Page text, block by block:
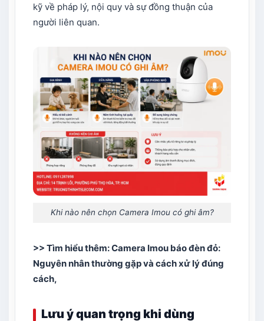
kỹ về pháp lý, nội quy và sự đồng thuận của
người liên quan.
Khi nào nên chọn Camera Imou có ghi âm?
>> Tìm hiểu thêm:Camera Imou báo đèn đỏ:
Nguyên nhân thường gặp và cách xử lý đúng
cách,
Lưu ý quan trọng khi dùng